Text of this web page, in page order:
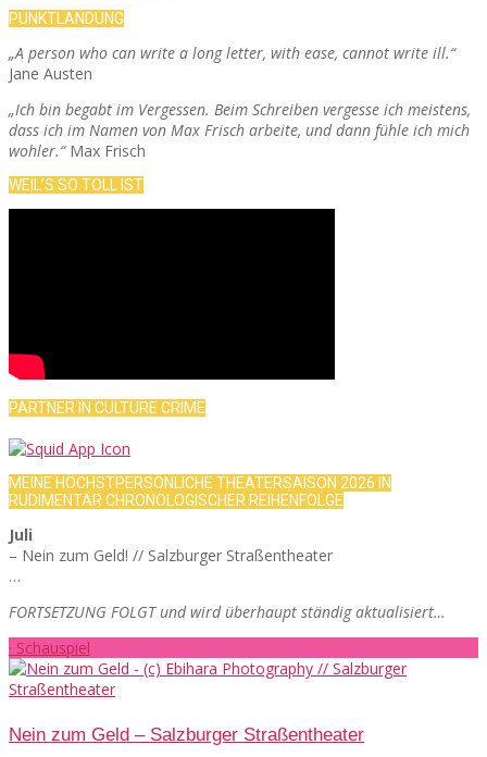
PUNKTLANDUNG
„A person who can write a long letter, with ease, cannot write ill.“
Jane Austen
„Ich bin begabt im Vergessen. Beim Schreiben vergesse ich meistens,
dass ich im Namen von Max Frisch arbeite, und dann fühle ich mich
wohler.“Max Frisch
WEIL’S SO TOLL IST
PARTNER IN CULTURE CRIME
MEINE HÖCHSTPERSÖNLICHE THEATERSAISON 2026 IN
RUDIMENTÄR CHRONOLOGISCHER REIHENFOLGE
Juli
– Nein zum Geld! // Salzburger Straßentheater
…
FORTSETZUNG FOLGT und wird überhaupt ständig aktualisiert…
· Schauspiel
Nein zum Geld – Salzburger Straßentheater